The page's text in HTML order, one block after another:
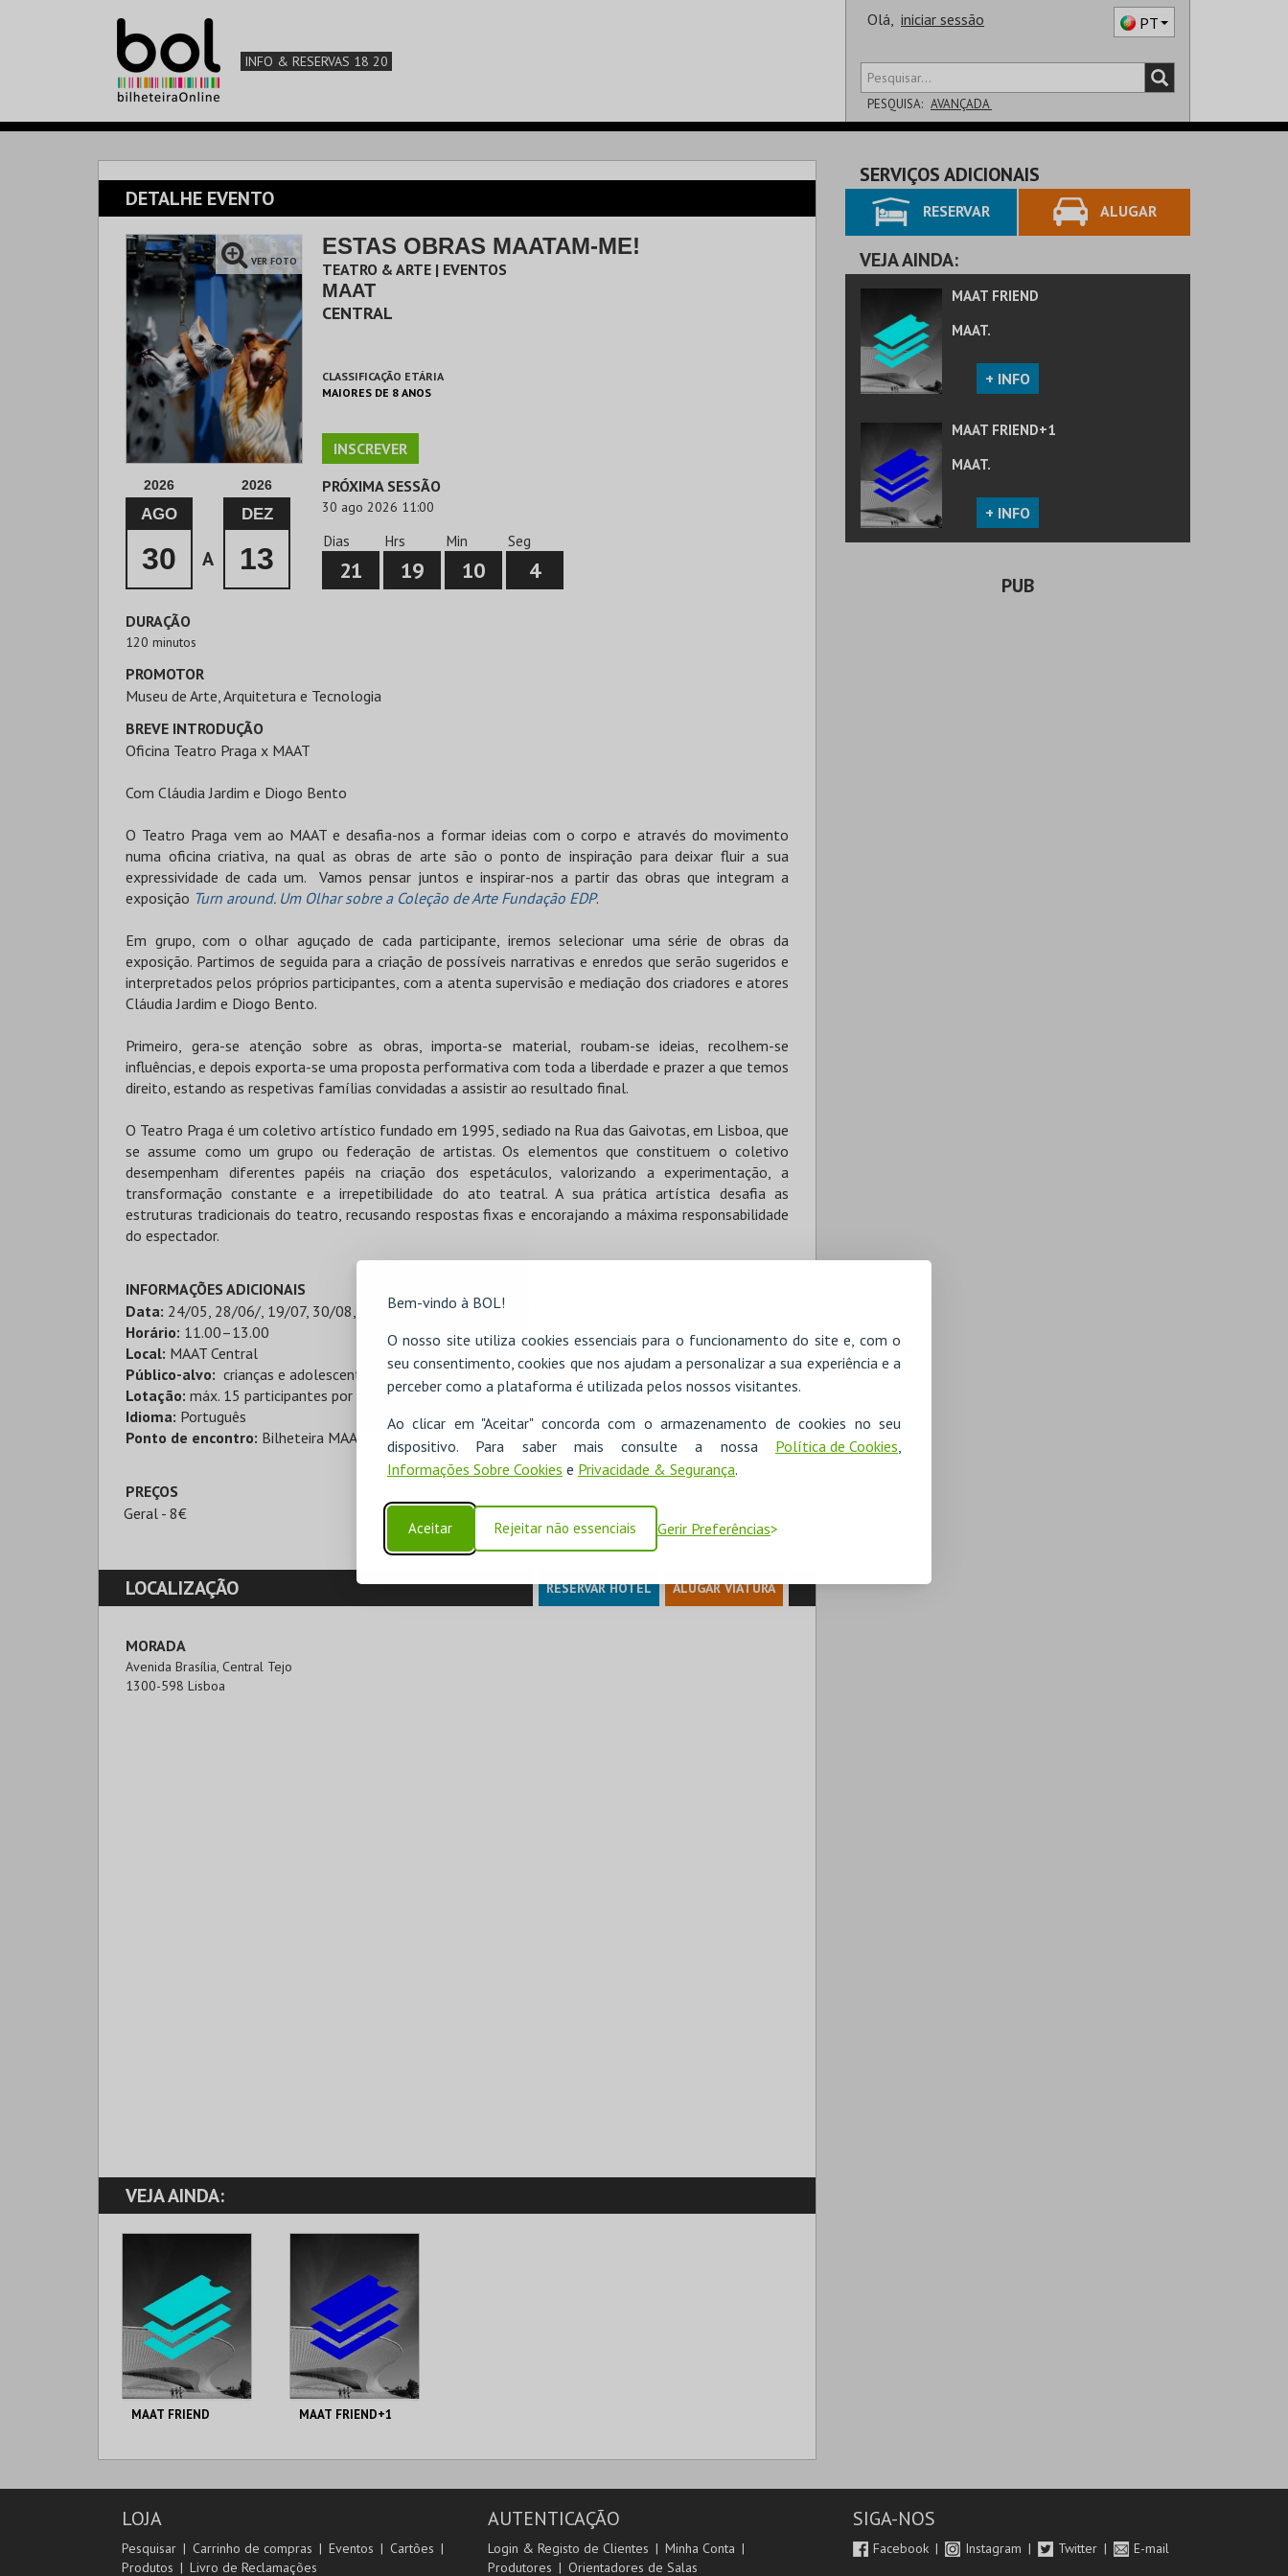
Bem-vindo à BOL!
O nosso site utiliza cookies essenciais para o funcionamento do site e, com o
seu consentimento, cookies que nos ajudam a personalizar a sua experiência e a
perceber como a plataforma é utilizada pelos nossos visitantes.
Ao clicar em "Aceitar" concorda com o armazenamento de cookies no seu
dispositivo. Para saber mais consulte a nossa Política de Cookies
Informações Sobre Cookies e Privacidade & Segurança.
Aceitar Rejeitar não essenciais Gerir Preferências
INFO & RESERVAS 18 20
Olá, iniciar sessão PT
PESQUISA: AVANÇADA
SALA
DETALHE EVENTO
VER FOTO
ESTAS OBRAS MAATAM-ME!
TEATRO & ARTE | EVENTOS
MAAT
CENTRAL
CLASSIFICAÇÃO ETÁRIA
MAIORES DE 8 ANOS
INSCREVER
2026
AGO
30 A
2026
DEZ
13
PRÓXIMA SESSÃO
30 ago 2026 11:00
Dias
21
Hrs
19
Min
10
Seg
3
DURAÇÃO
120 minutos
PROMOTOR
Museu de Arte, Arquitetura e Tecnologia
BREVE INTRODUÇÃO
Oficina Teatro Praga x MAAT
Com Cláudia Jardim e Diogo Bento
O Teatro Praga vem ao MAAT e desafia-nos a formar ideias com o corpo e através do movimento
numa oficina criativa, na qual as obras de arte são o ponto de inspiração para deixar fluir a sua
expressividade de cada um. Vamos pensar juntos e inspirar-nos a partir das obras que integram a
exposição Turn around. Um Olhar sobre a Coleção de Arte Fundação EDP.
Em grupo, com o olhar aguçado de cada participante, iremos selecionar uma série de obras da
exposição. Partimos de seguida para a criação de possíveis narrativas e enredos que serão sugeridos e
interpretados pelos próprios participantes, com a atenta supervisão e mediação dos criadores e atores
Cláudia Jardim e Diogo Bento.
Primeiro, gera-se atenção sobre as obras, importa-se material, roubam-se ideias, recolhem-se
influências, e depois exporta-se uma proposta performativa com toda a liberdade e prazer a que temos
direito, estando as respetivas famílias convidadas a assistir ao resultado final.
O Teatro Praga é um coletivo artístico fundado em 1995, sediado na Rua das Gaivotas, em Lisboa, que
se assume como um grupo ou federação de artistas. Os elementos que constituem o coletivo
desempenham diferentes papéis na criação dos espetáculos, valorizando a experimentação, a
transformação constante e a irrepetibilidade do ato teatral. A sua prática artística desafia as
estruturas tradicionais do teatro, recusando respostas fixas e encorajando a máxima responsabilidade
do espectador.
INFORMAÇÕES ADICIONAIS
Data: 24/05, 28/06/, 19/07, 30/08, 27/09, 4/10, 25/10, 8/11, 22/11, 13/12
Horário: 11.00–13.00
Local: MAAT Central
Público-alvo: crianças e adolescentes (8–12 anos)
Lotação: máx. 15 participantes por sessão
Idioma: Português
Ponto de encontro: Bilheteira MAAT Central
PREÇOS
Geral - 8€
LOCALIZAÇÃO RESERVAR HOTEL ALUGAR VIATURA
MORADA
Avenida Brasília, Central Tejo
1300-598 Lisboa
VEJA AINDA:
MAAT FRIEND
MAAT.
AQUISIÇÃO
MAAT FRIEND+1
MAAT.
AQUISIÇÃO
SERVIÇOS ADICIONAIS
RESERVAR ALUGAR
VEJA AINDA:
MAAT FRIEND
MAAT.
+ INFO
MAAT FRIEND+1
MAAT.
+ INFO
PUB
LOJA
Pesquisar Carrinho de compras Eventos
Cartões
Produtos
Livro de Reclamações
AUTENTICAÇÃO
Login & Registo de Clientes
Minha Conta
Produtores
Orientadores de Salas
SIGA-NOS
Facebook Instagram Twitter E-mail